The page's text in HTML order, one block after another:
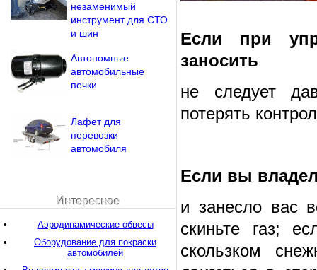
Если при
заносить
не следует
потерять
Если вы
и занесло вас
скиньте газ;
скользком
незаменимый
инструмент для СТО
и шин
Автономные
автомобильные
печки
Лафет для
перевозки
автомобиля
Интересное
Аэродинамические обвесы
Оборудование для покраски
автомобилей